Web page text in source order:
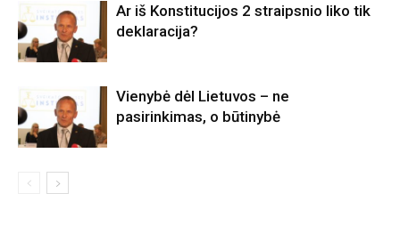
Ar iš Konstitucijos 2 straipsnio liko tik
deklaracija?
Vienybė dėl Lietuvos – ne
pasirinkimas, o būtinybė